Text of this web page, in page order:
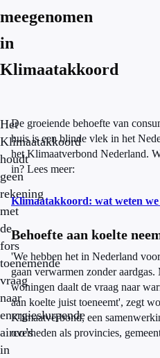
meegenomen
in
Klimaatakkoord
Het
Klimaatakkoord
houdt
geen
rekening
met
de
fors
toenemende
vraag
naar
energieslurpende
airco’s
in
De groeiende behoefte van
huis is een blinde vlek in het
het Klimaatverbond Nederland.
in? Lees meer:
Klimaatakkoord: wat weten we
Behoefte aan koelte
'We hebben het in Nederland
gaan verwarmen zonder
woningen daalt de vraag naar
aan koelte juist toeneemt', zegt
Klimaatverbond, een
overheden als provincies,